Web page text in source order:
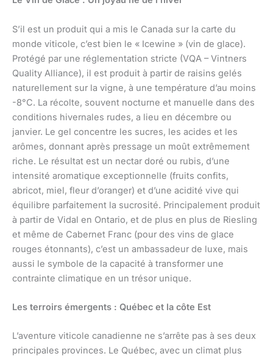
S’il est un produit qui a mis le Canada sur la carte du
monde viticole, c’est bien le « Icewine » (vin de glace).
Protégé par une réglementation stricte (VQA – Vintners
Quality Alliance), il est produit à partir de raisins gelés
naturellement sur la vigne, à une température d’au moins
-8°C. La récolte, souvent nocturne et manuelle dans des
conditions hivernales rudes, a lieu en décembre ou
janvier. Le gel concentre les sucres, les acides et les
arômes, donnant après pressage un moût extrêmement
riche. Le résultat est un nectar doré ou rubis, d’une
intensité aromatique exceptionnelle (fruits confits,
abricot, miel, fleur d’oranger) et d’une acidité vive qui
équilibre parfaitement la sucrosité. Principalement produit
à partir de Vidal en Ontario, et de plus en plus de Riesling
et même de Cabernet Franc (pour des vins de glace
rouges étonnants), c’est un ambassadeur de luxe, mais
aussi le symbole de la capacité à transformer une
contrainte climatique en un trésor unique.
Les terroirs émergents : Québec et la côte Est
L’aventure viticole canadienne ne s’arrête pas à ses deux
principales provinces. Le Québec, avec un climat plus